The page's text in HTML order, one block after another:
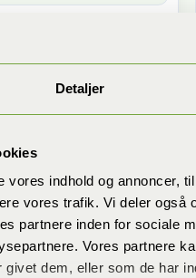
Detaljer
vores indhold og annoncer,
vores trafik. Vi deler også
partnere inden for sociale
Vores partnere
givet dem, eller som de har
svære at få væk
væggelus spreder sig
Kontakt os